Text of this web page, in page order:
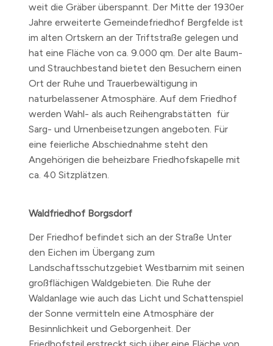
weit die Gräber überspannt. Der Mitte der 1930er
Jahre erweiterte Gemeindefriedhof Bergfelde ist
im alten Ortskern an der Triftstraße gelegen und
hat eine Fläche von ca. 9.000 qm. Der alte Baum-
und Strauchbestand bietet den Besuchern einen
Ort der Ruhe und Trauerbewältigung in
naturbelassener Atmosphäre. Auf dem Friedhof
werden Wahl- als auch Reihengrabstätten für
Sarg- und Urnenbeisetzungen angeboten. Für
eine feierliche Abschiednahme steht den
Angehörigen die beheizbare Friedhofskapelle mit
ca. 40 Sitzplätzen.
Waldfriedhof Borgsdorf
Der Friedhof befindet sich an der Straße Unter
den Eichen im Übergang zum
Landschaftsschutzgebiet Westbarnim mit seinen
großflächigen Waldgebieten. Die Ruhe der
Waldanlage wie auch das Licht und Schattenspiel
der Sonne vermitteln eine Atmosphäre der
Besinnlichkeit und Geborgenheit. Der